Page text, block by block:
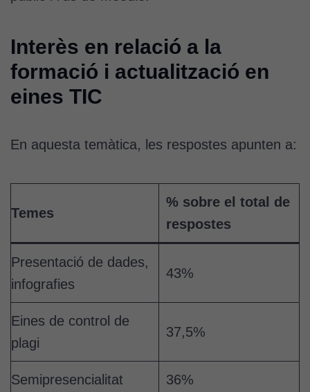
Interès en relació a la
formació i actualització en
eines TIC
En aquesta temàtica, les respostes apunten a:
Temes
% sobre el total de
respostes
Presentació de dades,
infografies
43%
Eines de control de
plagi
37,5%
Semipresencialitat 36%
Són
necessàries
perquè el
Utilitzem
cookies de
Google
Analytics
puguem
funcionalitat
del lloc
com aquest